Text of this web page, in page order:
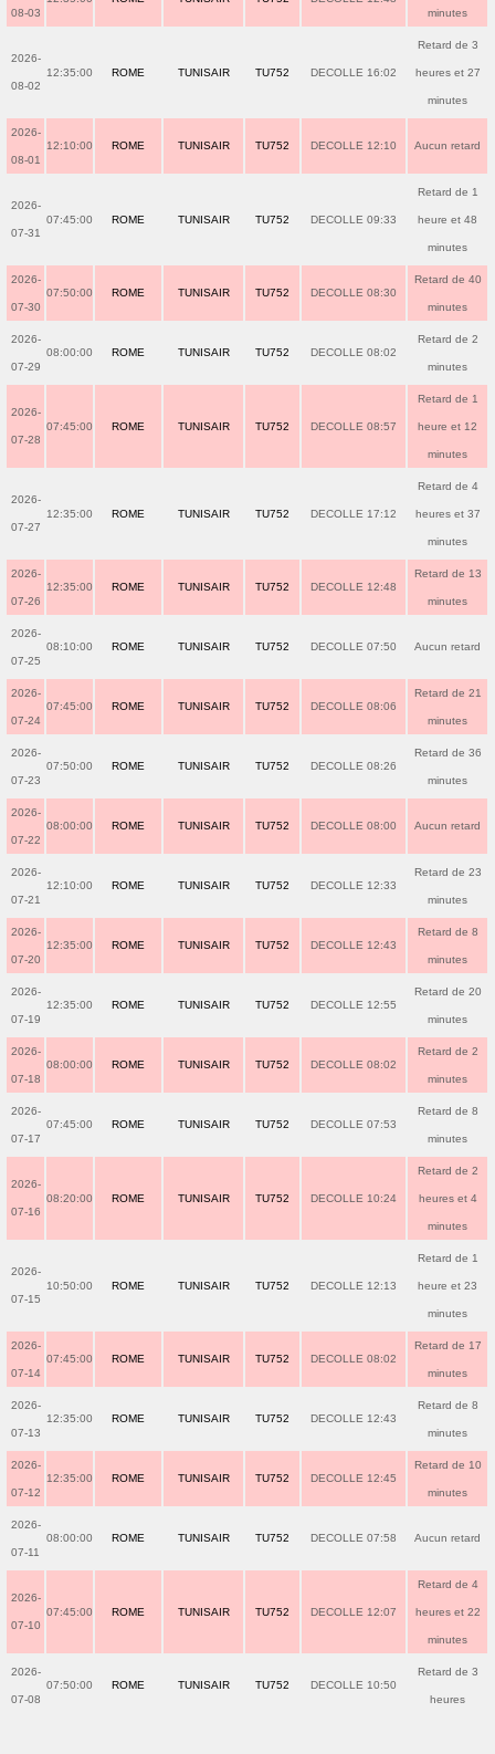
08-03 minutes
2026-
08-02
12:35:00 ROME TUNISAIR TU752 DECOLLE 16:02
Retard de 3
heures et 27
minutes
2026-
08-01
12:10:00 ROME TUNISAIR TU752 DECOLLE 12:10 Aucun retard
2026-
07-31
07:45:00 ROME TUNISAIR TU752 DECOLLE 09:33
Retard de 1
heure et 48
minutes
2026-
07-30
07:50:00 ROME TUNISAIR TU752 DECOLLE 08:30
Retard de 40
minutes
2026-
07-29
08:00:00 ROME TUNISAIR TU752 DECOLLE 08:02
Retard de 2
minutes
2026-
07-28
07:45:00 ROME TUNISAIR TU752 DECOLLE 08:57
Retard de 1
heure et 12
minutes
2026-
07-27
12:35:00 ROME TUNISAIR TU752 DECOLLE 17:12
Retard de 4
heures et 37
minutes
2026-
07-26
12:35:00 ROME TUNISAIR TU752 DECOLLE 12:48
Retard de 13
minutes
2026-
07-25
08:10:00 ROME TUNISAIR TU752 DECOLLE 07:50 Aucun retard
2026-
07-24
07:45:00 ROME TUNISAIR TU752 DECOLLE 08:06
Retard de 21
minutes
2026-
07-23
07:50:00 ROME TUNISAIR TU752 DECOLLE 08:26
Retard de 36
minutes
2026-
07-22
08:00:00 ROME TUNISAIR TU752 DECOLLE 08:00 Aucun retard
2026-
07-21
12:10:00 ROME TUNISAIR TU752 DECOLLE 12:33
Retard de 23
minutes
2026-
07-20
12:35:00 ROME TUNISAIR TU752 DECOLLE 12:43
Retard de 8
minutes
2026-
07-19
12:35:00 ROME TUNISAIR TU752 DECOLLE 12:55
Retard de 20
minutes
2026-
07-18
08:00:00 ROME TUNISAIR TU752 DECOLLE 08:02
Retard de 2
minutes
2026-
07-17
07:45:00 ROME TUNISAIR TU752 DECOLLE 07:53
Retard de 8
minutes
2026-
07-16
08:20:00 ROME TUNISAIR TU752 DECOLLE 10:24
Retard de 2
heures et 4
minutes
2026-
07-15
10:50:00 ROME TUNISAIR TU752 DECOLLE 12:13
Retard de 1
heure et 23
minutes
2026-
07-14
07:45:00 ROME TUNISAIR TU752 DECOLLE 08:02
Retard de 17
minutes
2026-
07-13
12:35:00 ROME TUNISAIR TU752 DECOLLE 12:43
Retard de 8
minutes
2026-
07-12
12:35:00 ROME TUNISAIR TU752 DECOLLE 12:45
Retard de 10
minutes
2026-
07-11
08:00:00 ROME TUNISAIR TU752 DECOLLE 07:58 Aucun retard
2026-
07-10
07:45:00 ROME TUNISAIR TU752 DECOLLE 12:07
Retard de 4
heures et 22
minutes
2026-
07-08
07:50:00 ROME TUNISAIR TU752 DECOLLE 10:50
Retard de 3
heures